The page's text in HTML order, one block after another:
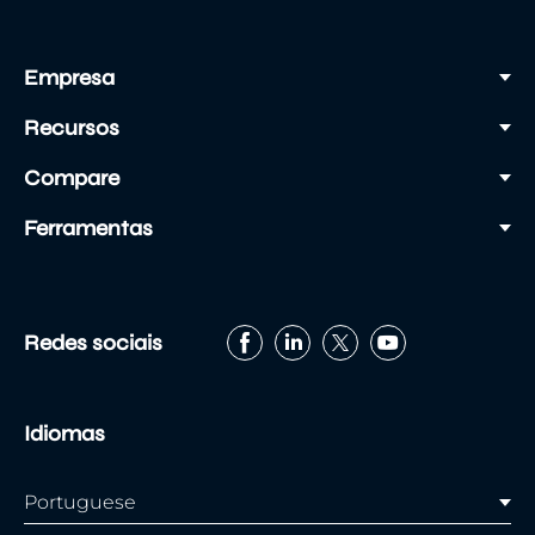
Empresa
Recursos
Compare
Ferramentas
Redes sociais
Idiomas
Portuguese